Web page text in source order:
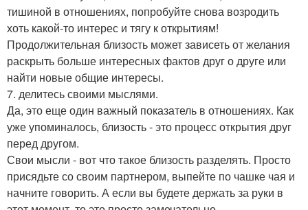
тишиной в отношениях, попробуйте снова возродить
хоть какой-то интерес и тягу к открытиям!
Продолжительная близость может зависеть от желания
раскрыть больше интересных фактов друг о друге или
найти новые общие интересы.
7. делитесь своими мыслями.
Да, это еще один важный показатель в отношениях. Как
уже упоминалось, близость - это процесс открытия друг
перед другом.
Свои мысли - вот что такое близость разделять. Просто
присядьте со своим партнером, выпейте по чашке чая и
начните говорить. А если вы будете держать за руки в